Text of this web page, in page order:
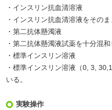
・インスリン抗血清溶液
・インスリン抗血清溶液をそのま
・第二抗体懸濁液
・第二抗体懸濁液試薬を十分混和
・標準インスリン溶液
・標準インスリン溶液（0, 3,
いる。
実験操作